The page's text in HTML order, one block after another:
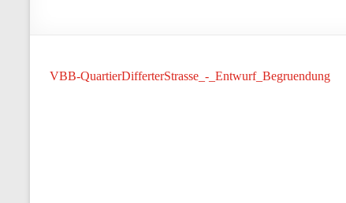
VBB-QuartierDifferterStrasse_-_Entwurf_Begruendung